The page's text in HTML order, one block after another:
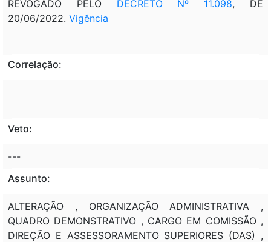
REVOGADO PELO DECRETO Nº 11.098, DE
20/06/2022. Vigência
Correlação:
Veto:
---
Assunto:
ALTERAÇÃO , ORGANIZAÇÃO ADMINISTRATIVA ,
QUADRO DEMONSTRATIVO , CARGO EM COMISSÃO ,
DIREÇÃO E ASSESSORAMENTO SUPERIORES (DAS) ,